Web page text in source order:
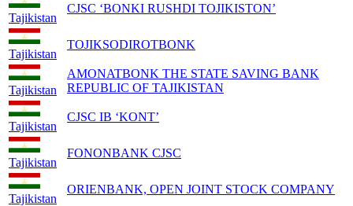
Tajikistan
CJSC ‘BONKI RUSHDI TOJIKISTON’
Tajikistan
TOJIKSODIROTBONK
Tajikistan
AMONATBONK THE STATE SAVING BANK
REPUBLIC OF TAJIKISTAN
Tajikistan
CJSC IB ‘KONT’
Tajikistan
FONONBANK CJSC
Tajikistan
ORIENBANK, OPEN JOINT STOCK COMPANY